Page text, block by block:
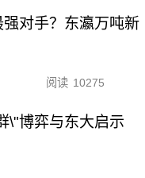
对手？东瀛万吨新
阅读 10275
\"博弈与东大启示